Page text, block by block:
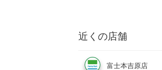
近くの店舗
富士本吉原店